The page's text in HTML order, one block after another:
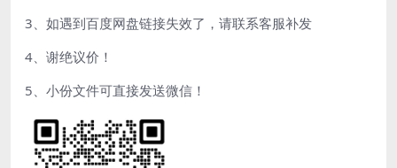
3、如遇到百度网盘链接失效了，请联系客服补发
4、谢绝议价！
5、小份文件可直接发送微信！